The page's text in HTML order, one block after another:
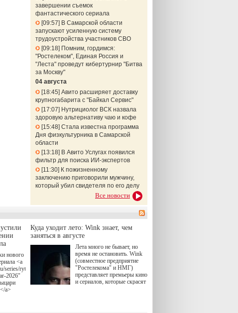
завершении съемок
фантастического сериала
09:57
В Самарской области
запускают усиленную систему
трудоустройства участников СВО
09:18 Помним, гордимся:
"Ростелеком", Единая Россия и
"Леста" проведут кибертурнир "Битва
за Москву"
04 августа
18:45 Авито расширяет доставку
крупногабарита с "Байкал Сервис"
17:07
Нутрициолог ВСК назвала
здоровую альтернативу чаю и кофе
15:48 Стала известна программа
Дня физкультурника в Самарской
области
13:18 В Авито Услугах появился
фильтр для поиска ИИ-экспертов
11:30 К пожизненному
заключению приговорили мужчину,
который убил свидетеля по его делу
Все новости
нового
<a
rytsari-
2026"
a>
Куда уходит лето: Wink знает, чем
заняться в августе
Лета много не бывает, но
время не остановить. Wink
(совместное предприятие
"Ростелекома" и НМГ)
представляет премьеры кино
и сериалов, которые скрасят